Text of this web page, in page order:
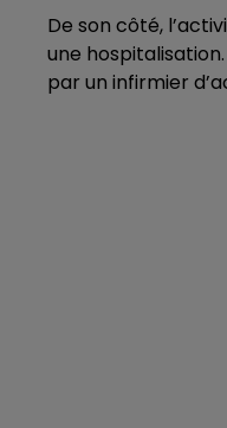
De son côté,
une
par un infirmier